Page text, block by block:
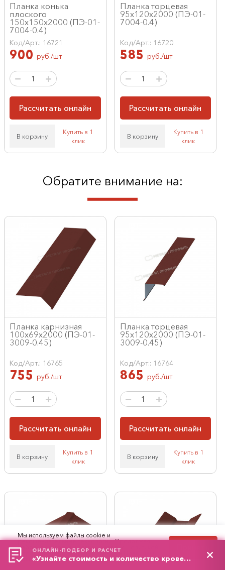
Планка конька
плоского
150х150х2000 (ПЭ-01-
7004-0.4)
Код/Арт.: 16721
900 руб./шт
Рассчитать онлайн
В корзину
Купить в 1
клик
Планка торцевая
95х120х2000 (ПЭ-01-
7004-0.4)
Код/Арт.: 16720
585 руб./шт
Рассчитать онлайн
В корзину
Купить в 1
клик
Обратите внимание на:
Планка карнизная
100х69х2000 (ПЭ-01-
3009-0.45)
Код/Арт.: 16765
755 руб./шт
Рассчитать онлайн
В корзину
Купить в 1
клик
Планка торцевая
95х120х2000 (ПЭ-01-
3009-0.45)
Код/Арт.: 16764
865 руб./шт
Рассчитать онлайн
В корзину
Купить в 1
клик
Мы используем файлы cookie и
рекомендательные технологии. Продолжая
работу с сайтом, вы соглашаетесь с
обработки персональных данных и
пользования сайтом.
ОНЛАЙН-ПОДБОР И РАСЧЕТ
«Узнайте стоимость и количество кровельного материала»